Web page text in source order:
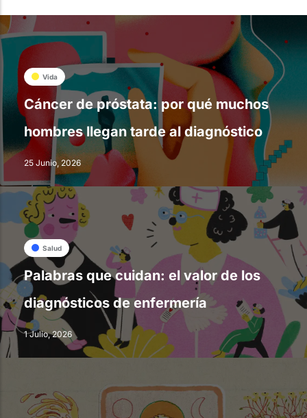
Vida
Cáncer de próstata: por qué muchos
hombres llegan tarde al diagnóstico
25 Junio, 2026
Salud
Palabras que cuidan: el valor de los
diagnósticos de enfermería
1 Julio, 2026